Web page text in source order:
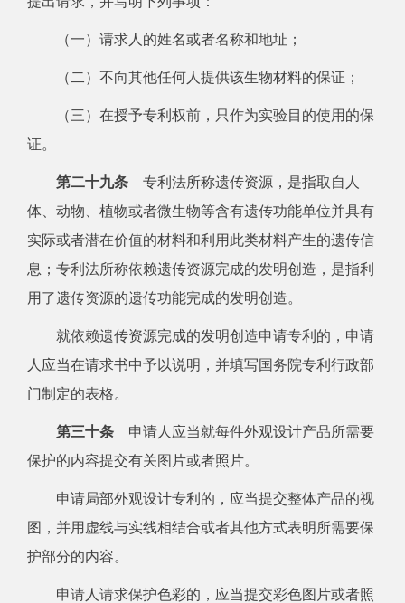
（一）请求人的姓名或者名称和地址；
（二）不向其他任何人提供该生物材料的保证；
（三）在授予专利权前，只作为实验目的使用的保
证。
第二十九条 专利法所称遗传资源，是指取自人
体、动物、植物或者微生物等含有遗传功能单位并具有
实际或者潜在价值的材料和利用此类材料产生的遗传信
息；专利法所称依赖遗传资源完成的发明创造，是指利
用了遗传资源的遗传功能完成的发明创造。
就依赖遗传资源完成的发明创造申请专利的，申请
人应当在请求书中予以说明，并填写国务院专利行政部
门制定的表格。
第三十条 申请人应当就每件外观设计产品所需要
保护的内容提交有关图片或者照片。
申请局部外观设计专利的，应当提交整体产品的视
图，并用虚线与实线相结合或者其他方式表明所需要保
护部分的内容。
申请人请求保护色彩的，应当提交彩色图片或者照